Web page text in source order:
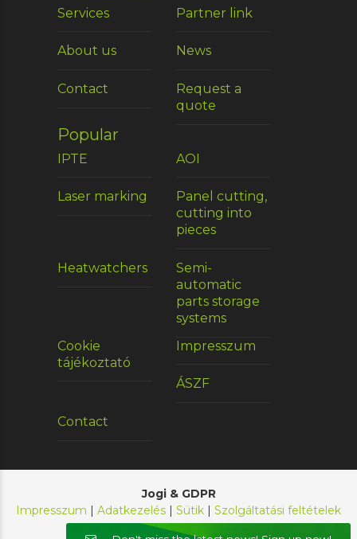
Services Partner link
About us News
Contact
Request a
quote
Popular
IPTE AOI
Laser marking
Panel cutting,
cutting into
pieces
Heatwatchers
Semi-
automatic
parts storage
systems
Cookie
tájékoztató
Impresszum
ÁSZF
Contact
Jogi & GDPR
Impresszum | Adatkezelés | Sütik | Szolgáltatási feltételek